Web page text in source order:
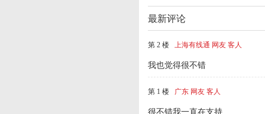
最新评论
第 2 楼 上海有线通 网友 客人
我也觉得很不错
第 1 楼 广东 网友 客人
很不错我一直在支持